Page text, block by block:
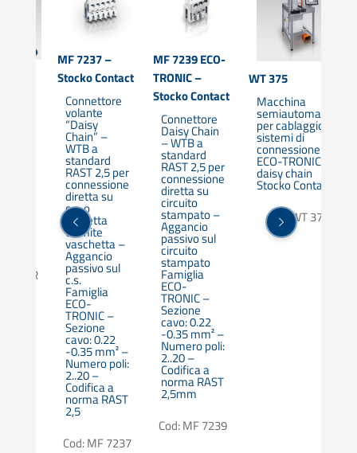
MF 7237 –
Stocko Contact
Connettore
volante
“Daisy
Chain” –
WTB a
standard
RAST 2,5 per
connessione
diretta su
c.s. o
indiretta
tramite
vaschetta –
Aggancio
passivo sul
c.s.
Famiglia
ECO-
TRONIC –
Sezione
cavo: 0.22
-0.35 mm² –
Numero poli:
2..20 –
Codifica a
norma RAST
2,5
Cod: MF 7237
MF 7239 ECO-
TRONIC –
Stocko Contact
Connettore
Daisy Chain
– WTB a
standard
RAST 2,5 per
connessione
diretta su
circuito
stampato –
Aggancio
passivo sul
circuito
stampato
Famiglia
ECO-
TRONIC –
Sezione
cavo: 0.22
-0.35 mm² –
Numero poli:
2..20 –
Codifica a
norma RAST
2,5mm
Cod: MF 7239
WT 375
Macchina
semiautomatica
per cablaggio
sistemi di
connessione
ECO-TRONIC
daisy chain
Stocko Contact
Cod: WT 375